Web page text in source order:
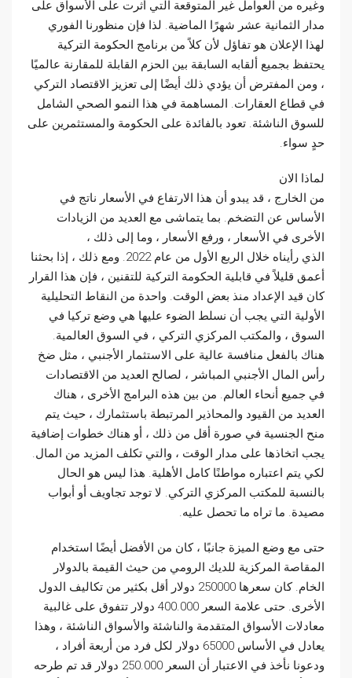
وغيره من العوامل غير المتوقعة التي أثرت على الأسواق على
مدار الثمانية عشر شهرًا الماضية. لذا فإن منظورنا الفوري
لهذا الإعلان هو تفاؤل لأن كلاً من برنامج الحكومة التركية
يحتفظ بجميع ألقابه السابقة بين الحزم القابلة للمقارنة عالميًا
، ومن المفترض أن يؤدي ذلك أيضًا إلى تعزيز الاقتصاد التركي
في قطاع العقارات. المساهمة في هذا النمو الصحي الشامل
للسوق الناشئة. تعود بالفائدة على الحكومة والمستثمرين على
حدٍ سواء.
لماذا الان
من الخارج ، قد يبدو أن هذا الارتفاع في الأسعار ناتج في
الأساس عن التضخم. بما يتماشى مع العديد من الزيادات
الأخرى في الأسعار ، ورفع الأسعار ، وما إلى ذلك ،
الذي رأيناه خلال الربع الأول من عام 2022. ومع ذلك ، إذا بحثنا
أعمق قليلاً في قابلية الحكومة التركية للتقنين ، فإن هذا القرار
كان قيد الإعداد منذ بعض الوقت. واحدة من النقاط التحليلية
الأولية التي يجب أن نسلط الضوء عليها هي وضع تركيا في
السوق ، والمكتب المركزي التركي ، في السوق العالمية.
هناك بالفعل منافسة عالية على الاستثمار الأجنبي ، مثل ضخ
رأس المال الأجنبي المباشر ، لصالح العديد من الاقتصادات
في جميع أنحاء العالم. من بين هذه البرامج الأخرى ، هناك
العديد من القيود والمحاذير المرتبطة باستثمارك ، حيث يتم
منح الجنسية في صورة أقل من ذلك ، أو هناك خطوات إضافية
يجب اتخاذها على مدار الوقت ، والتي تكلف المزيد من المال.
لكي يتم اعتباره مواطنًا كامل الأهلية. هذا ليس هو الحال
بالنسبة للمكتب المركزي التركي. لا توجد تجاويف أو أبواب
مصيدة. ما تراه ما تحصل عليه.
حتى مع وضع الميزة جانبًا ، كان من الأفضل أيضًا استخدام
المقاصة المركزية للديك الرومي من حيث القيمة بالدولار
الخام. كان سعرها 250000 دولار أقل بكثير من تكاليف الدول
الأخرى. حتى علامة السعر 400.000 دولار تتفوق على غالبية
معادلات الأسواق المتقدمة والناشئة والأسواق الناشئة ، وهذا
يعادل في الأساس 65000 دولار لكل فرد من أربعة أفراد ،
ودعونا نأخذ في الاعتبار أن السعر 250.000 دولار قد تم طرحه